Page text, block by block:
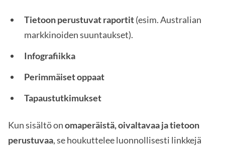
Tietoon perustuvat raportit(esim. Australian
markkinoiden suuntaukset).
Infografiikka
Perimmäiset oppaat
Tapaustutkimukset
Kun sisältö onomaperäistä, oivaltavaa ja tietoon
perustuvaa, se houkuttelee luonnollisesti linkkejä